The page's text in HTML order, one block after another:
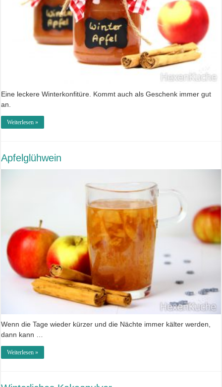
Eine leckere Winterkonfitüre. Kommt auch als Geschenk immer gut
an.
Weiterlesen »
Apfelglühwein
Wenn die Tage wieder kürzer und die Nächte immer kälter werden,
dann kann …
Weiterlesen »